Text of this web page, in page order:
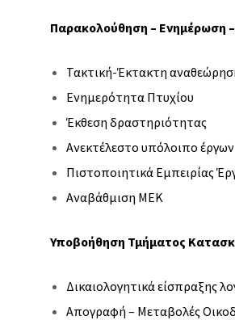
Παρακολούθηση – Ενημέρωση
Τακτική-Έκτακτη
Ενημερότητα Πτυχίου
Έκθεση δραστηριότητας
Ανεκτέλεστο υπόλοιπο έργων
Πιστοποιητικά Εμπειρίας
Αναβάθμιση ΜΕΚ
Υποβοήθηση Τμήματος
Δικαιολογητικά είσπραξης
Απογραφή – Μεταβολές